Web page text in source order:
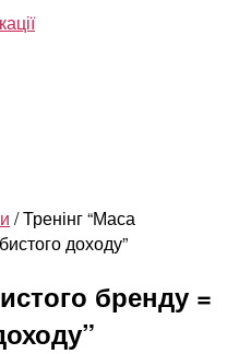
/ Тренінг “Маса
доходу”
бренду =